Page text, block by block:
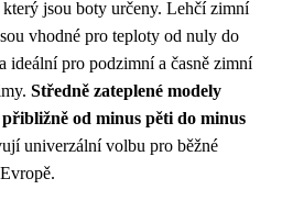
jsou boty určeny. Lehčí zimní
vhodné pro teploty od nuly do
ideální pro podzimní a časně zimní
Středně zateplené modely
od minus pěti do minus
univerzální volbu pro běžné